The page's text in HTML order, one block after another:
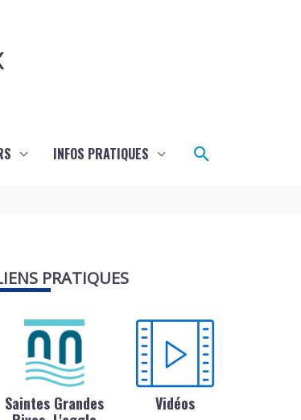
INFOS PRATIQUES Rechercher
PRATIQUES
Saintes Grandes
Vidéos